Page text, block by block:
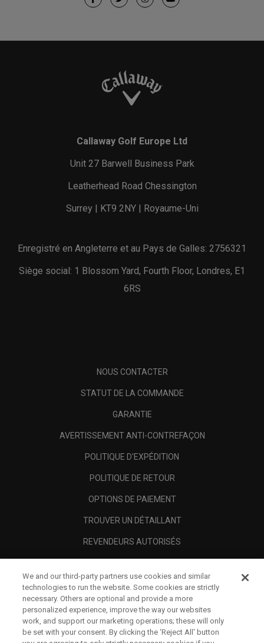
Callaway Golf Europe Ltd
Unit 27 Barwell Business Park
Leatherhead Road Chessington
Surrey | KT9 2NY | Royaume-Uni
Enregistré en Angleterre et au Pays de Galles: 2756321
Siège social: 1 Blossom Yard, Fourth Floor, Londres, E1
6RS
NOUS CONTACTER
STATUT DE LA COMMANDE
GARANTIE
AVERTISSEMENT ANTI-CONTREFAÇON
POLITIQUE D'EXPÉDITION
POLITIQUE DE RETOUR
OPTIONS DE PAIEMENT
TROUVER UN DÉTAILLANT
REVENDEURS AUTORISÉS
A PROPOS
MENTIONS LÉGALES
We and our third-party partners use cookies and similar
technologies to run the website. Some cookies are strictly
necessary. Others are optional and provide a more
personalized experience, improve the way our websites
work, and support our marketing operations; these will only
be set with your consent. By clicking the ‘Reject All' button